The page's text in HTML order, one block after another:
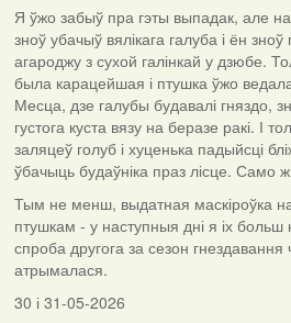
Я ўжо забыў пра гэты выпадак, але
зноў убачыў вялікага галуба і ён
агароджу з сухой галінкай у дзюбе.
была карацейшая і птушка ўжо
Месца, дзе галубы будавалі гняздо,
густога куста вязу на беразе ракі. І
заляцеў голуб і хуценька падыйсці
ўбачыць будаўніка праз лісце. Само
Тым не менш, выдатная маскіроўка
птушкам - у наступныя дні я іх
спроба другога за сезон гнездавання
атрымалася.
30 і 31-05-2026